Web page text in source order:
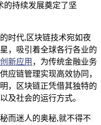
的持续发展奠定了坚
时代,区块链技术宛如夜
，吸引着全球各行各业的
创新应用 ，为传统金融业务
应链管理实现高效协同，
，区块链正凭借其独特的
及社会的运行方式。
而迷人的奥秘,就不得不